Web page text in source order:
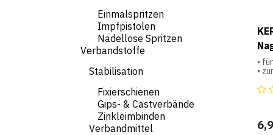
Einmalspritzen
Impfpistolen
Nadellose Spritzen
Verbandstoffe
Stabilisation
Fixierschienen
Gips- & Castverbände
Zinkleimbinden
Verbandmittel
•
•
•
•